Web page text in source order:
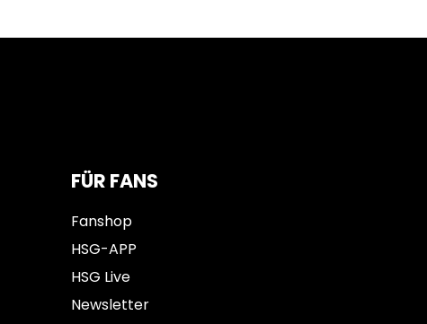
FÜR FANS
Fanshop
HSG-APP
HSG Live
Newsletter